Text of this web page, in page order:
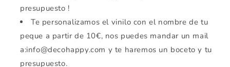
presupuesto !
Te personalizamos el vinilo con el nombre de tu
peque a partir de 10€, nos puedes mandar un mail
a:info@decohappy.com y te haremos un boceto y tu
presupuesto.